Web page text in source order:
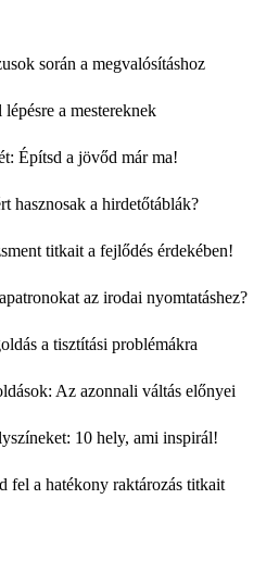
során a megvalósításhoz
a mestereknek
Építsd a jövőd már ma!
hasznosak a hirdetőtáblák?
titkait a fejlődés érdekében!
az irodai nyomtatáshez?
a tisztítási problémákra
Az azonnali váltás előnyei
10 hely, ami inspirál!
fel a hatékony raktározás titkait